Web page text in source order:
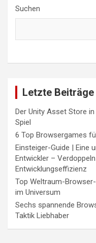
Suchen
Letzte Beiträge
Der Unity Asset Store
Spiel
6 Top Browsergames
Einsteiger-Guide | Eine
Entwickler –
Entwicklungseffizienz
Top Weltraum-
im Universum
Sechs spannende
Taktik Liebhaber